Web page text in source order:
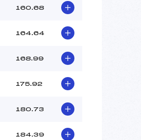
160.68
164.64
168.99
175.92
180.73
184.39